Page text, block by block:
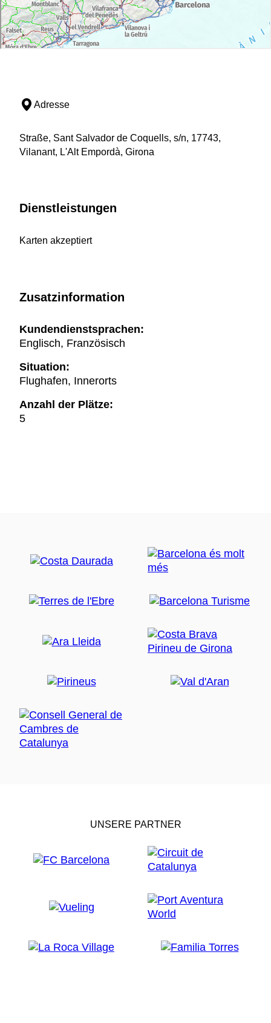
Adresse
Straße, Sant Salvador de Coquells, s/n, 17743,
Vilanant, L'Alt Empordà, Girona
Dienstleistungen
Karten akzeptiert
Zusatzinformation
Kundendienstsprachen:
Englisch, Französisch
Situation:
Flughafen, Innerorts
Anzahl der Plätze:
5
UNSERE PARTNER